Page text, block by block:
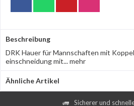
Beschreibung
DRK Hauer für Mannschaften mit
einschneidung mit...mehr
Ähnliche Artikel
Sicherer und